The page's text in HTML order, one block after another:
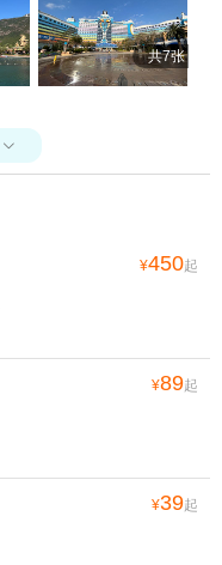
共7张

¥450起
¥89起
¥39起